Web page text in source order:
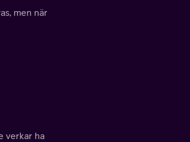
men när
verkar ha